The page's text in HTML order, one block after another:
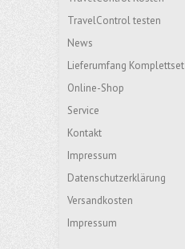
TravelControl testen
News
Lieferumfang Komplettset
Online-Shop
Service
Kontakt
Impressum
Datenschutzerklärung
Versandkosten
Impressum